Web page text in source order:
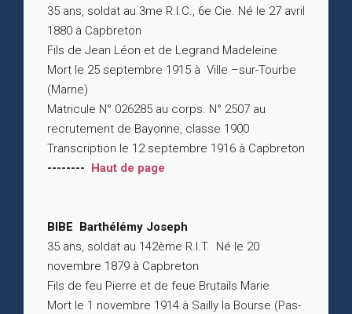
35 ans, soldat au 3me R.I.C., 6e Cie. Né le 27 avril
1880 à Capbreton
Fils de Jean Léon et de Legrand Madeleine
Mort le 25 septembre 1915 à Ville –sur-Tourbe
(Marne)
Matricule N° 026285 au corps. N° 2507 au
recrutement de Bayonne, classe 1900
Transcription le 12 septembre 1916 à Capbreton
-------- Haut de page
BIBE Barthélémy Joseph
35 ans, soldat au 142ème R.I.T. Né le 20
novembre 1879 à Capbreton
Fils de feu Pierre et de feue Brutails Marie
Mort le 1 novembre 1914 à Sailly la Bourse (Pas-